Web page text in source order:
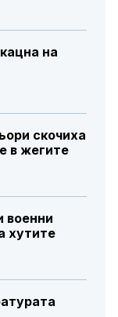
на
скочиха
в жегите
военни
хутите